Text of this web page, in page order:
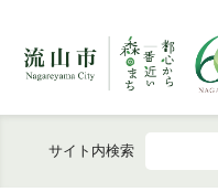
サイト内検索